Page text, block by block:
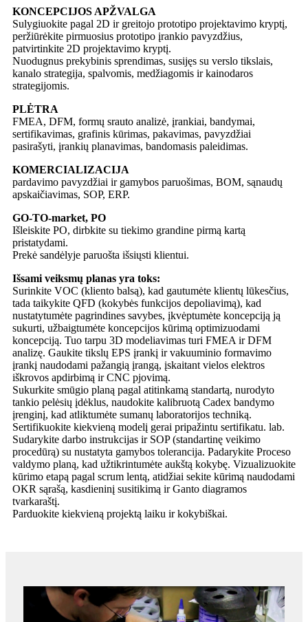
KONCEPCIJOS APŽVALGA
Sulygiuokite pagal 2D ir greitojo prototipo projektavimo kryptį,
peržiūrėkite pirmuosius prototipo įrankio pavyzdžius,
patvirtinkite 2D projektavimo kryptį.
Nuodugnus prekybinis sprendimas, susijęs su verslo tikslais,
kanalo strategija, spalvomis, medžiagomis ir kainodaros
strategijomis.
PLĖTRA
FMEA, DFM, formų srauto analizė, įrankiai, bandymai,
sertifikavimas, grafinis kūrimas, pakavimas, pavyzdžiai
pasirašyti, įrankių planavimas, bandomasis paleidimas.
KOMERCIALIZACIJA
pardavimo pavyzdžiai ir gamybos paruošimas, BOM, sąnaudų
apskaičiavimas, SOP, ERP.
GO-TO-market, PO
Išleiskite PO, dirbkite su tiekimo grandine pirmą kartą
pristatydami.
Prekė sandėlyje paruošta išsiųsti klientui.
Išsami veiksmų planas yra toks:
Surinkite VOC (kliento balsą), kad gautumėte klientų lūkesčius,
tada taikykite QFD (kokybės funkcijos depoliavimą), kad
nustatytumėte pagrindines savybes, įkvėptumėte koncepciją ją
sukurti, užbaigtumėte koncepcijos kūrimą optimizuodami
koncepciją. Tuo tarpu 3D modeliavimas turi FMEA ir DFM
analizę. Gaukite tikslų EPS įrankį ir vakuuminio formavimo
įrankį naudodami pažangią įrangą, įskaitant vielos elektros
iškrovos apdirbimą ir CNC pjovimą.
Sukurkite smūgio planą pagal atitinkamą standartą, nurodyto
tankio pelėsių įdėklus, naudokite kalibruotą Cadex bandymo
įrenginį, kad atliktumėte sumanų laboratorijos techniką.
Sertifikuokite kiekvieną modelį gerai pripažintu sertifikatu. lab.
Sudarykite darbo instrukcijas ir SOP (standartinę veikimo
procedūrą) su nustatyta gamybos tolerancija. Padarykite Proceso
valdymo planą, kad užtikrintumėte aukštą kokybę. Vizualizuokite
kūrimo etapą pagal scrum lentą, atidžiai sekite kūrimą naudodami
OKR sąrašą, kasdieninį susitikimą ir Ganto diagramos
tvarkaraštį.
Parduokite kiekvieną projektą laiku ir kokybiškai.